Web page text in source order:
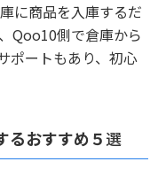
に商品を入庫するだ
Qoo10側で倉庫から
ポートもあり、初心
るおすすめ５選